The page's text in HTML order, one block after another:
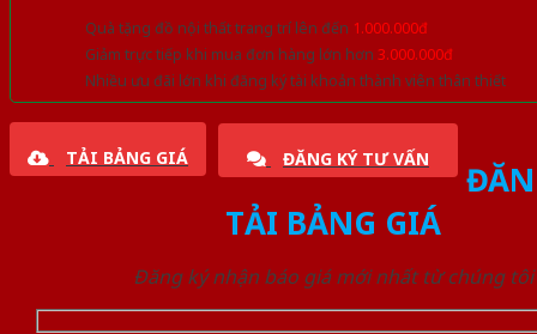
Quà tặng đồ nội thất trang trí lên đến 1.000.000đ
Giảm trực tiếp khi mua đơn hàng lớn hơn 3.000.000đ
Nhiều ưu đãi lớn khi đăng ký tài khoản thành viên thân thiết
TẢI BẢNG GIÁ ĐĂNG KÝ TƯ VẤN
TẢI BẢNG GIÁ
Đăng ký nhận báo giá mới nhất từ chúng tôi